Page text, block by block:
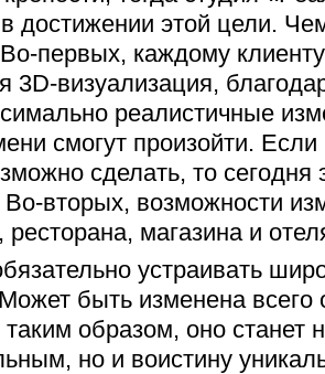
достижении этой цели.
первых, каждому
3D-визуализация,
реалистичные
смогут произойти.
сделать, то
Во-вторых, возможности
магазина и
устраивать
быть изменена всего
образом, оно станет
но и воистину